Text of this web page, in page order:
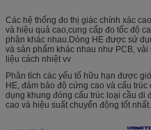
Các hệ thống đo thị giác chính xác
và hiệu quả cao,cung cấp đo tốc độ
phận khác nhau.Dòng HE được sử
và sản phẩm khác nhau như PCB,
liệu cách nhiệt vv
Phân tích các yếu tố hữu hạn được
HE, đảm bảo độ cứng cao và cấu
dụng khung đóng cấu trúc loại cầu di
cao và hiệu suất chuyển động tốt nhất.